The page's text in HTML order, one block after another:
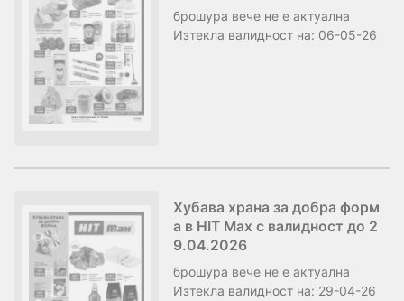
брошура вече не е актуална
Изтекла валидност на: 06-05-26
Хубава храна за добра форм
а в HIT Max с валидност до 2
9.04.2026
брошура вече не е актуална
Изтекла валидност на: 29-04-26